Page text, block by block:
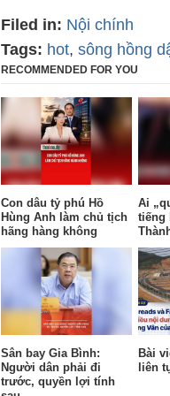
Filed in: Nội chính
Tags: hot, sông hồng
RECOMMENDED FOR YOU
Con dâu tỷ phú Hồ
Hùng Anh làm chủ tịch
hãng hàng không
Ai
tiếng
Sân bay Gia Bình:
Người dân phải đi
trước, quyền lợi tính
Bài
liên